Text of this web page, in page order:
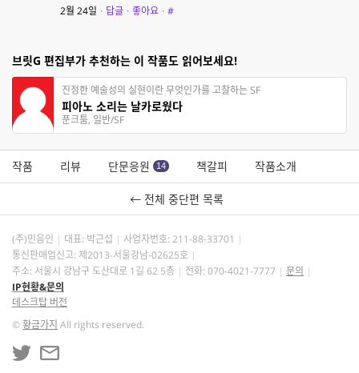
2월 24일 · 답글 · 좋아요 · #
브릿G 편집부가 추천하는 이 작품도 읽어보세요!
진정한 예술성의 실현이란 무엇인가를 고찰하는 SF
피아노 소리는 날카로웠다
푼크툼, 일반/SF
작품 리뷰 단문응원 14 책갈피 작품소개
← 전체 중단편 목록
(주)민음인 대표: 박근섭 사업자번호: 211-88-33701
통신판매업신고: 제2013-서울강남-02625호
주소: 서울시 강남구 도산대로 1길 62 5층
전화: 070-4021-7777
문의
IP현황&문의
데스크탑 버전
©황금가지 All rights reserved.